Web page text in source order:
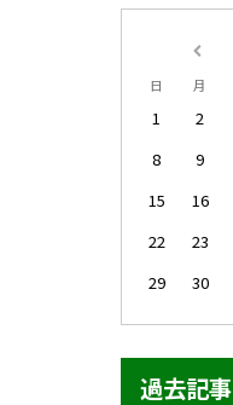
日 月
1 2
8
9
15
16
22
23
29
30
過去記事